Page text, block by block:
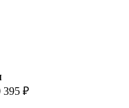
395 ₽